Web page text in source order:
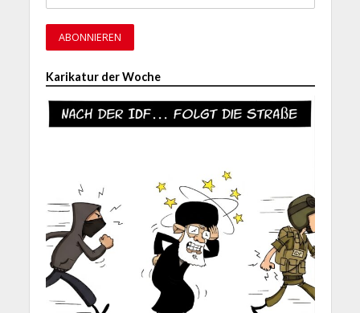
Karikatur der Woche